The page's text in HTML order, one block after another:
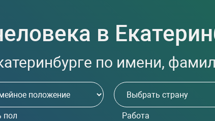
в
по имени,
пол Работа